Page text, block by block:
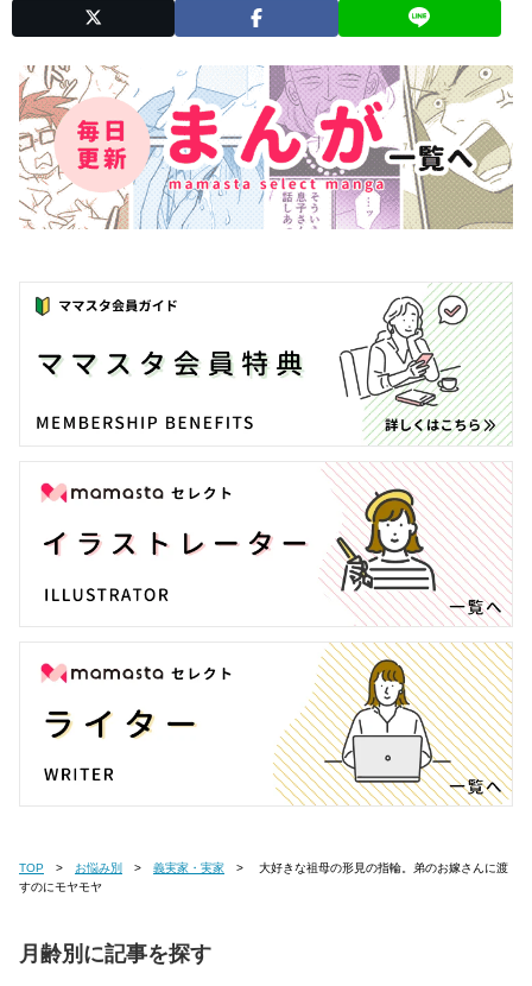
TOP お悩み別 義実家・実家
すのにモヤモヤ
月齢別に記事を探す